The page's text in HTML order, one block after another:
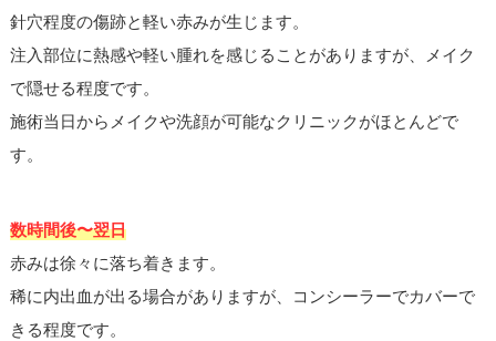
針穴程度の傷跡と軽い赤みが生じます。
注入部位に熱感や軽い腫れを感じることがありますが、メイク
で隠せる程度です。
施術当日からメイクや洗顔が可能なクリニックがほとんどで
す。
数時間後〜翌日
赤みは徐々に落ち着きます。
稀に内出血が出る場合がありますが、コンシーラーでカバーで
きる程度です。